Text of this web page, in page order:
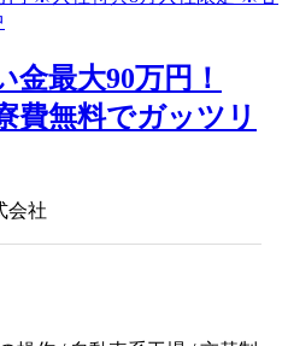
金最大90万円！
費無料でガッツリ
会社